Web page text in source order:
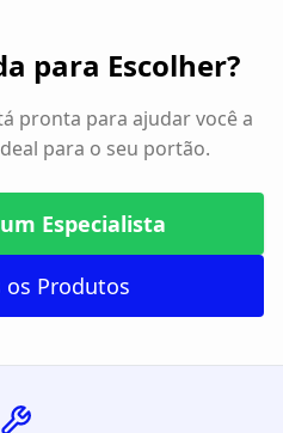
para Escolher?
pronta para ajudar você a
para o seu portão.
Especialista
os Produtos